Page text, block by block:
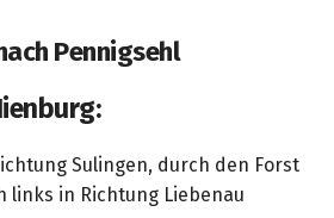
Pennigsehl
Sulingen, durch den Forst
links in Richtung Liebenau